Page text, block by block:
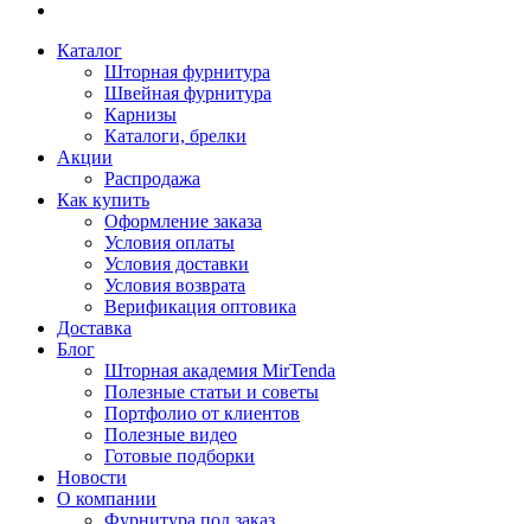
Каталог
Шторная фурнитура
Швейная фурнитура
Карнизы
Каталоги, брелки
Акции
Распродажа
Как купить
Оформление заказа
Условия оплаты
Условия доставки
Условия возврата
Верификация оптовика
Доставка
Блог
Шторная академия MirTenda
Полезные статьи и советы
Портфолио от клиентов
Полезные видео
Готовые подборки
Новости
О компании
Фурнитура под заказ